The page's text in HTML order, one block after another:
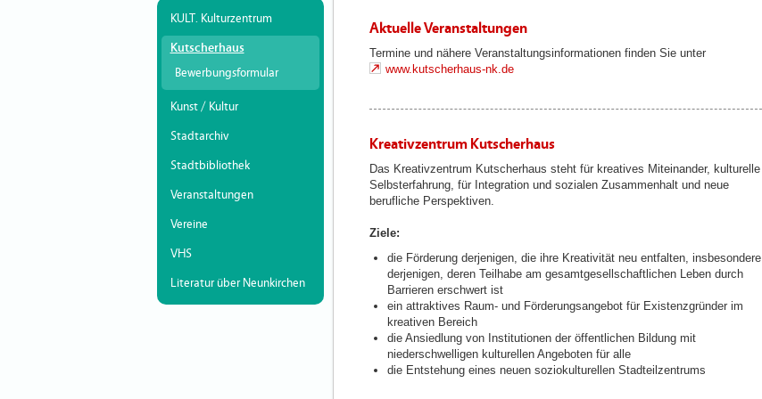
KULT. Kulturzentrum
Kutscherhaus
Bewerbungsformular
Kunst / Kultur
Stadtarchiv
Stadtbibliothek
Veranstaltungen
Vereine
VHS
Literatur über Neunkirchen
Aktuelle Veranstaltungen
Termine und nähere Veranstaltungsinformationen finden Sie unter
www.kutscherhaus-nk.de
Kreativzentrum Kutscherhaus
Das Kreativzentrum Kutscherhaus steht für kreatives Miteinander, kulturelle
Selbsterfahrung, für Integration und sozialen Zusammenhalt und neue
berufliche Perspektiven.
Ziele:
die Förderung derjenigen, die ihre Kreativität neu entfalten, insbesondere
derjenigen, deren Teilhabe am gesamtgesellschaftlichen Leben durch
Barrieren erschwert ist
ein attraktives Raum- und Förderungsangebot für Existenzgründer im
kreativen Bereich
die Ansiedlung von Institutionen der öffentlichen Bildung mit
niederschwelligen kulturellen Angeboten für alle
die Entstehung eines neuen soziokulturellen Stadteilzentrums